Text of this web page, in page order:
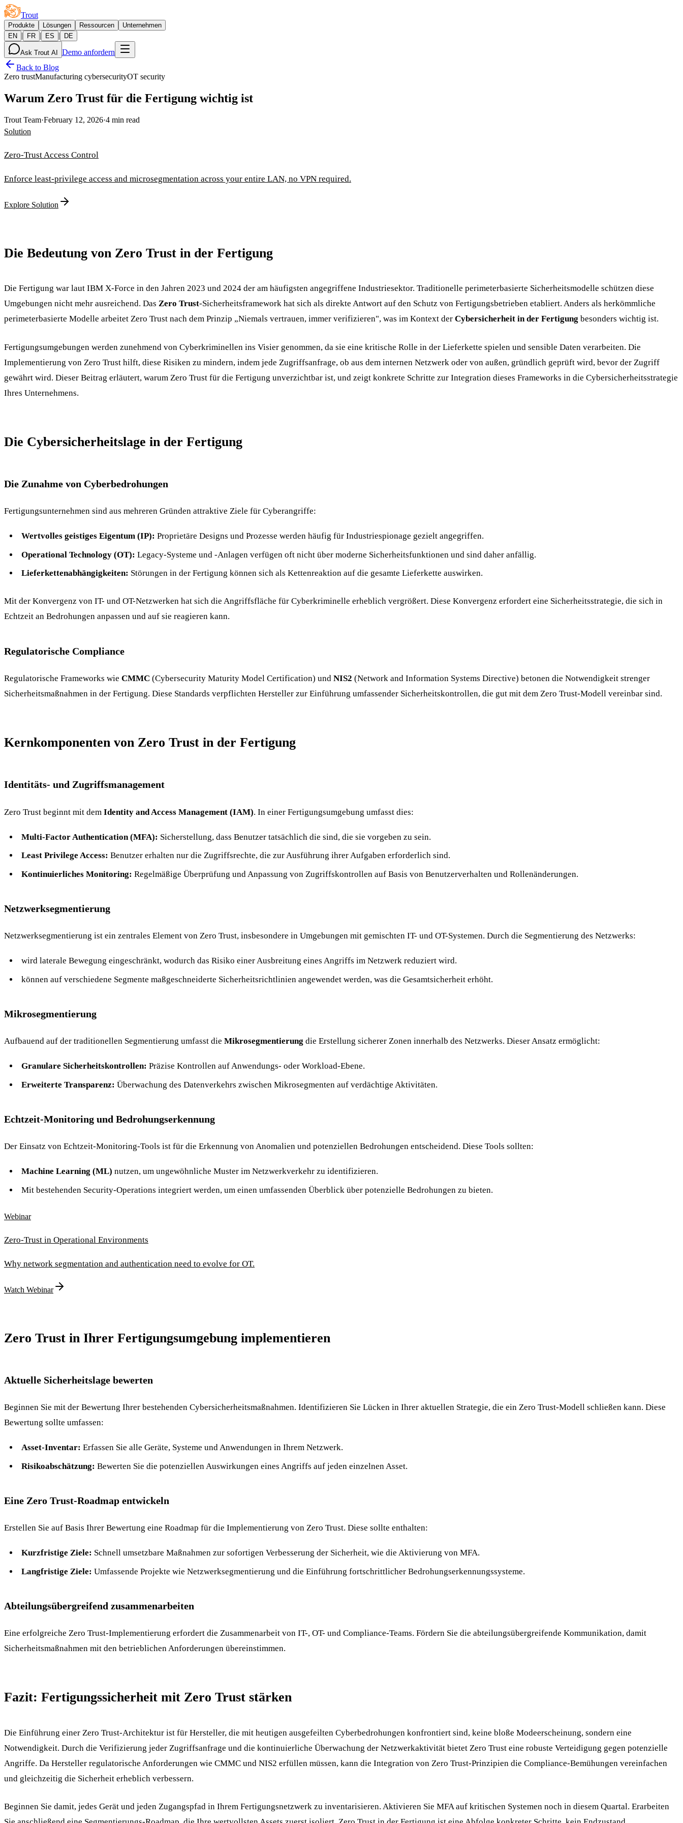
Trout
Produkte Lösungen Ressourcen
Unternehmen
EN
| FR | ES | DE
Ask Trout AI
Demo anfordern
Back to Blog
Zero trustManufacturing cybersecurityOT security
Warum Zero Trust für die Fertigung wichtig ist
Trout Team·February 12, 2026·4 min read
Solution
Zero-Trust Access Control
Enforce least-privilege access and microsegmentation across your entire LAN, no VPN required.
Explore Solution
Die Bedeutung von Zero Trust in der Fertigung
Die Fertigung war laut IBM X-Force in den Jahren 2023 und 2024 der am häufigsten angegriffene Industriesektor. Traditionelle perimeterbasierte Sicherheitsmodelle schützen diese
Umgebungen nicht mehr ausreichend. Das Zero Trust-Sicherheitsframework hat sich als direkte Antwort auf den Schutz von Fertigungsbetrieben etabliert. Anders als herkömmliche
perimeterbasierte Modelle arbeitet Zero Trust nach dem Prinzip „Niemals vertrauen, immer verifizieren", was im Kontext der Cybersicherheit in der Fertigung besonders wichtig ist.
Fertigungsumgebungen werden zunehmend von Cyberkriminellen ins Visier genommen, da sie eine kritische Rolle in der Lieferkette spielen und sensible Daten verarbeiten. Die
Implementierung von Zero Trust hilft, diese Risiken zu mindern, indem jede Zugriffsanfrage, ob aus dem internen Netzwerk oder von außen, gründlich geprüft wird, bevor der Zugriff
gewährt wird. Dieser Beitrag erläutert, warum Zero Trust für die Fertigung unverzichtbar ist, und zeigt konkrete Schritte zur Integration dieses Frameworks in die Cybersicherheitsstrategie
Ihres Unternehmens.
Die Cybersicherheitslage in der Fertigung
Die Zunahme von Cyberbedrohungen
Fertigungsunternehmen sind aus mehreren Gründen attraktive Ziele für Cyberangriffe:
Wertvolles geistiges Eigentum (IP): Proprietäre Designs und Prozesse werden häufig für Industriespionage gezielt angegriffen.
Operational Technology (OT): Legacy-Systeme und -Anlagen verfügen oft nicht über moderne Sicherheitsfunktionen und sind daher anfällig.
Lieferkettenabhängigkeiten: Störungen in der Fertigung können sich als Kettenreaktion auf die gesamte Lieferkette auswirken.
Mit der Konvergenz von IT- und OT-Netzwerken hat sich die Angriffsfläche für Cyberkriminelle erheblich vergrößert. Diese Konvergenz erfordert eine Sicherheitsstrategie, die sich in
Echtzeit an Bedrohungen anpassen und auf sie reagieren kann.
Regulatorische Compliance
Regulatorische Frameworks wie CMMC (Cybersecurity Maturity Model Certification) und NIS2 (Network and Information Systems Directive) betonen die Notwendigkeit strenger
Sicherheitsmaßnahmen in der Fertigung. Diese Standards verpflichten Hersteller zur Einführung umfassender Sicherheitskontrollen, die gut mit dem Zero Trust-Modell vereinbar sind.
Kernkomponenten von Zero Trust in der Fertigung
Identitäts- und Zugriffsmanagement
Zero Trust beginnt mit dem Identity and Access Management (IAM). In einer Fertigungsumgebung umfasst dies:
Multi-Factor Authentication (MFA): Sicherstellung, dass Benutzer tatsächlich die sind, die sie vorgeben zu sein.
Least Privilege Access: Benutzer erhalten nur die Zugriffsrechte, die zur Ausführung ihrer Aufgaben erforderlich sind.
Kontinuierliches Monitoring: Regelmäßige Überprüfung und Anpassung von Zugriffskontrollen auf Basis von Benutzerverhalten und Rollenänderungen.
Netzwerksegmentierung
Netzwerksegmentierung ist ein zentrales Element von Zero Trust, insbesondere in Umgebungen mit gemischten IT- und OT-Systemen. Durch die Segmentierung des Netzwerks:
wird laterale Bewegung eingeschränkt, wodurch das Risiko einer Ausbreitung eines Angriffs im Netzwerk reduziert wird.
können auf verschiedene Segmente maßgeschneiderte Sicherheitsrichtlinien angewendet werden, was die Gesamtsicherheit erhöht.
Mikrosegmentierung
Aufbauend auf der traditionellen Segmentierung umfasst die Mikrosegmentierung die Erstellung sicherer Zonen innerhalb des Netzwerks. Dieser Ansatz ermöglicht:
Granulare Sicherheitskontrollen: Präzise Kontrollen auf Anwendungs- oder Workload-Ebene.
Erweiterte Transparenz: Überwachung des Datenverkehrs zwischen Mikrosegmenten auf verdächtige Aktivitäten.
Echtzeit-Monitoring und Bedrohungserkennung
Der Einsatz von Echtzeit-Monitoring-Tools ist für die Erkennung von Anomalien und potenziellen Bedrohungen entscheidend. Diese Tools sollten:
Machine Learning (ML) nutzen, um ungewöhnliche Muster im Netzwerkverkehr zu identifizieren.
Mit bestehenden Security-Operations integriert werden, um einen umfassenden Überblick über potenzielle Bedrohungen zu bieten.
Webinar
Zero-Trust in Operational Environments
Why network segmentation and authentication need to evolve for OT.
Watch Webinar
Zero Trust in Ihrer Fertigungsumgebung implementieren
Aktuelle Sicherheitslage bewerten
Beginnen Sie mit der Bewertung Ihrer bestehenden Cybersicherheitsmaßnahmen. Identifizieren Sie Lücken in Ihrer aktuellen Strategie, die ein Zero Trust-Modell schließen kann. Diese
Bewertung sollte umfassen:
Asset-Inventar: Erfassen Sie alle Geräte, Systeme und Anwendungen in Ihrem Netzwerk.
Risikoabschätzung: Bewerten Sie die potenziellen Auswirkungen eines Angriffs auf jeden einzelnen Asset.
Eine Zero Trust-Roadmap entwickeln
Erstellen Sie auf Basis Ihrer Bewertung eine Roadmap für die Implementierung von Zero Trust. Diese sollte enthalten:
Kurzfristige Ziele: Schnell umsetzbare Maßnahmen zur sofortigen Verbesserung der Sicherheit, wie die Aktivierung von MFA.
Langfristige Ziele: Umfassende Projekte wie Netzwerksegmentierung und die Einführung fortschrittlicher Bedrohungserkennungssysteme.
Abteilungsübergreifend zusammenarbeiten
Eine erfolgreiche Zero Trust-Implementierung erfordert die Zusammenarbeit von IT-, OT- und Compliance-Teams. Fördern Sie die abteilungsübergreifende Kommunikation, damit
Sicherheitsmaßnahmen mit den betrieblichen Anforderungen übereinstimmen.
Fazit: Fertigungssicherheit mit Zero Trust stärken
Die Einführung einer Zero Trust-Architektur ist für Hersteller, die mit heutigen ausgefeilten Cyberbedrohungen konfrontiert sind, keine bloße Modeerscheinung, sondern eine
Notwendigkeit. Durch die Verifizierung jeder Zugriffsanfrage und die kontinuierliche Überwachung der Netzwerkaktivität bietet Zero Trust eine robuste Verteidigung gegen potenzielle
Angriffe. Da Hersteller regulatorische Anforderungen wie CMMC und NIS2 erfüllen müssen, kann die Integration von Zero Trust-Prinzipien die Compliance-Bemühungen vereinfachen
und gleichzeitig die Sicherheit erheblich verbessern.
Beginnen Sie damit, jedes Gerät und jeden Zugangspfad in Ihrem Fertigungsnetzwerk zu inventarisieren. Aktivieren Sie MFA auf kritischen Systemen noch in diesem Quartal. Erarbeiten